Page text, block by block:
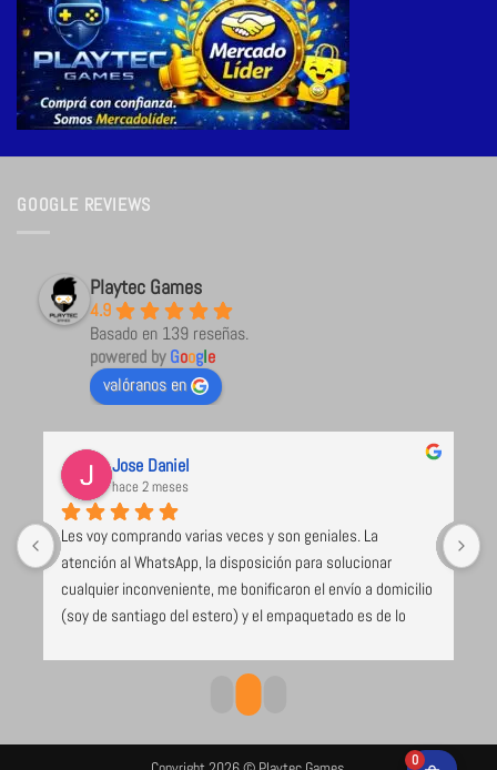
GOOGLE REVIEWS
Playtec Games
4.9
Basado en 139 reseñas.
powered byGoogle
valóranos en
Jose Daniel
hace 2 meses
Les voy comprando varias veces y son geniales. La
atención al WhatsApp, la disposición para solucionar
cualquier inconveniente, me bonificaron el envío a domicilio
(soy de santiago del estero) y el empaquetado es de lo
duro, los juegos envueltos en papel burbuja), despacho el
0